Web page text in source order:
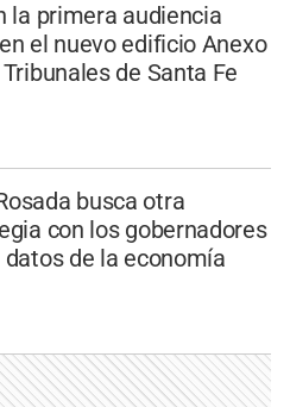
la primera audiencia
el nuevo edificio Anexo
de Santa Fe
busca otra
con los gobernadores
de la economía